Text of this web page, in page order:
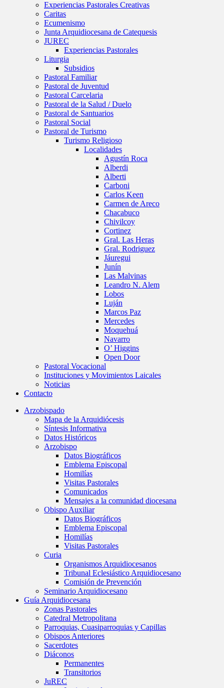
Experiencias Pastorales Creativas
Caritas
Ecumenismo
Junta Arquidiocesana de Catequesis
JUREC
Experiencias Pastorales
Liturgia
Subsidios
Pastoral Familiar
Pastoral de Juventud
Pastoral Carcelaria
Pastoral de la Salud / Duelo
Pastoral de Santuarios
Pastoral Social
Pastoral de Turismo
Turismo Religioso
Localidades
Agustín Roca
Alberdi
Alberti
Carboni
Carlos Keen
Carmen de Areco
Chacabuco
Chivilcoy
Cortinez
Gral. Las Heras
Gral. Rodriguez
Jáuregui
Junín
Las Malvinas
Leandro N. Alem
Lobos
Luján
Marcos Paz
Mercedes
Moquehuá
Navarro
O’ Higgins
Open Door
Pastoral Vocacional
Instituciones y Movimientos Laicales
Noticias
Contacto
Arzobispado
Mapa de la Arquidiócesis
Síntesis Informativa
Datos Históricos
Arzobispo
Datos Biográficos
Emblema Episcopal
Homilías
Visitas Pastorales
Comunicados
Mensajes a la comunidad diocesana
Obispo Auxiliar
Datos Biográficos
Emblema Episcopal
Homilías
Visitas Pastorales
Curia
Organismos Arquidiocesanos
Tribunal Eclesiástico Arquidiocesano
Comisión de Prevención
Seminario Arquidiocesano
Guía Arquidiocesana
Zonas Pastorales
Catedral Metropolitana
Parroquias, Cuasiparroquias y Capillas
Obispos Anteriores
Sacerdotes
Diáconos
Permanentes
Transitorios
JuREC